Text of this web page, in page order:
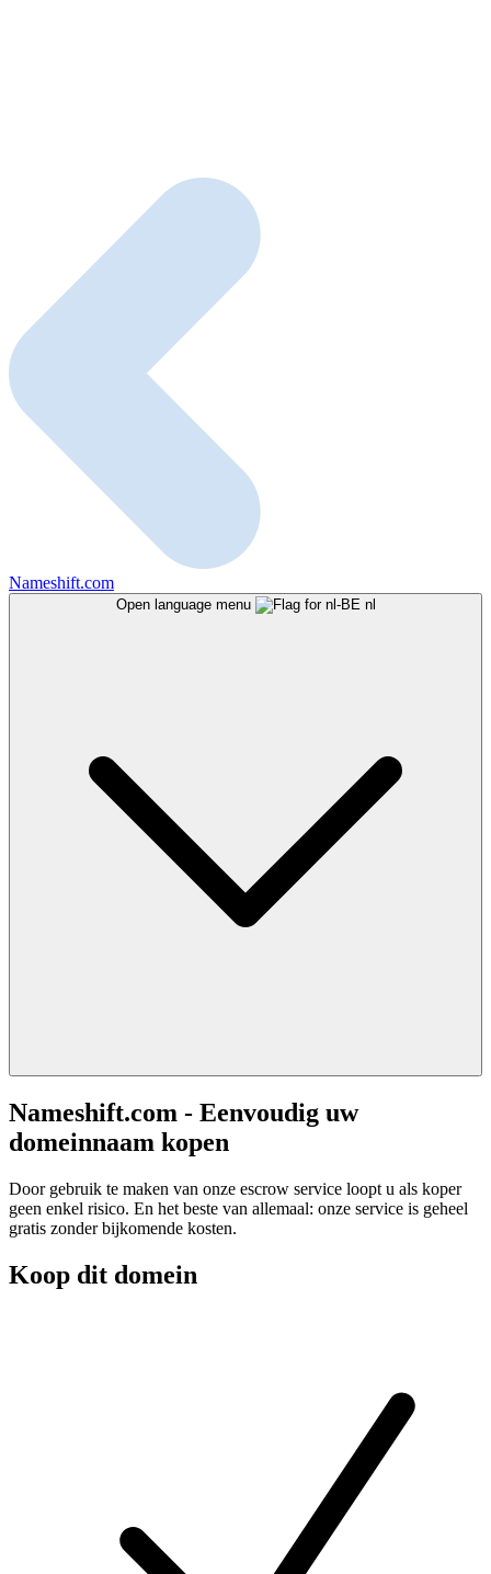
Nameshift.com
Open language menu nl
Nameshift.com - Eenvoudig uw
domeinnaam kopen
Door gebruik te maken van onze escrow service loopt u als koper
geen enkel risico. En het beste van allemaal: onze service is geheel
gratis zonder bijkomende kosten.
Koop dit domein